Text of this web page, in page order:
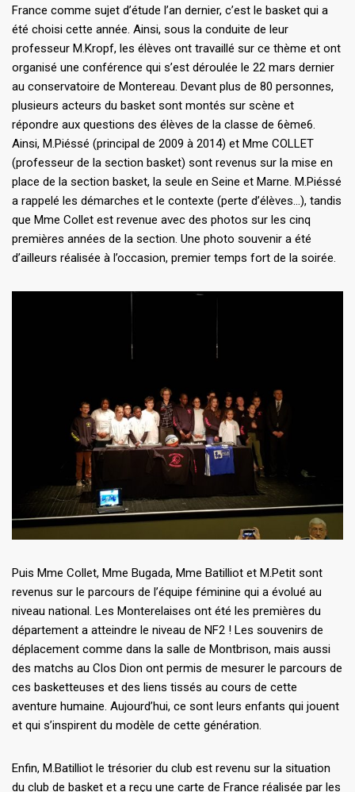
France comme sujet d’étude l’an dernier, c’est le basket qui a
été choisi cette année. Ainsi, sous la conduite de leur
professeur M.Kropf, les élèves ont travaillé sur ce thème et ont
organisé une conférence qui s’est déroulée le 22 mars dernier
au conservatoire de Montereau. Devant plus de 80 personnes,
plusieurs acteurs du basket sont montés sur scène et
répondre aux questions des élèves de la classe de 6ème6.
Ainsi, M.Piéssé (principal de 2009 à 2014) et Mme COLLET
(professeur de la section basket) sont revenus sur la mise en
place de la section basket, la seule en Seine et Marne. M.Piéssé
a rappelé les démarches et le contexte (perte d’élèves…), tandis
que Mme Collet est revenue avec des photos sur les cinq
premières années de la section. Une photo souvenir a été
d’ailleurs réalisée à l’occasion, premier temps fort de la soirée.
Puis Mme Collet, Mme Bugada, Mme Batilliot et M.Petit sont
revenus sur le parcours de l’équipe féminine qui a évolué au
niveau national. Les Monterelaises ont été les premières du
département a atteindre le niveau de NF2 ! Les souvenirs de
déplacement comme dans la salle de Montbrison, mais aussi
des matchs au Clos Dion ont permis de mesurer le parcours de
ces basketteuses et des liens tissés au cours de cette
aventure humaine. Aujourd’hui, ce sont leurs enfants qui jouent
et qui s’inspirent du modèle de cette génération.
Enfin, M.Batilliot le trésorier du club est revenu sur la situation
du club de basket et a reçu une carte de France réalisée par les